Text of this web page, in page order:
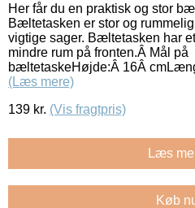
Her får du en praktisk og stor
Bæltetasken er stor og
vigtige sager. Bæltetasken har
mindre rum på fronten.Â Mål på
bæltetaskeHøjde:Â 16Â
(Læs mere)
139 kr. (Vis fragtpris)
Læs
Køb